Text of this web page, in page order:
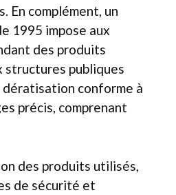
En complément, un
1995 impose aux
des produits
structures publiques
dératisation conforme à
précis, comprenant
des produits utilisés,
de sécurité et